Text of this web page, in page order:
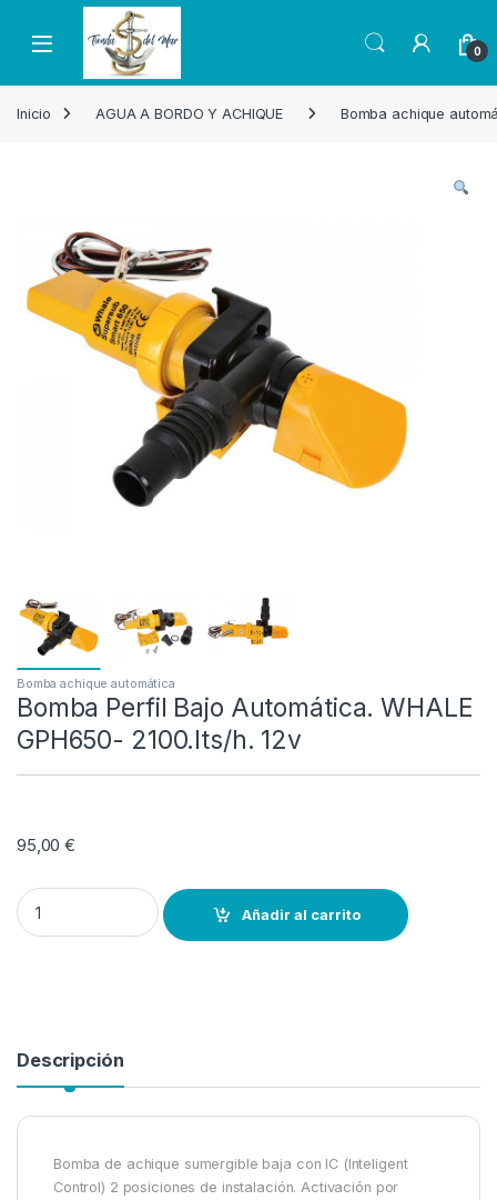
Skip to navigation
Skip to content
Open 0
Inicio AGUA A BORDO Y ACHIQUE Bomba achique
Bomba achique automática
Bomba Perfil Bajo Automática. WHALE
GPH650- 2100.lts/h. 12v
95,00€
Bomba Perfil Bajo Automática. WHALE GPH650- 2100.lts/h. 12v
Añadir al carrito
Descripción
Bomba de achique sumergible baja con IC (Inteligent
Control) 2 posiciones de instalación. Activación por